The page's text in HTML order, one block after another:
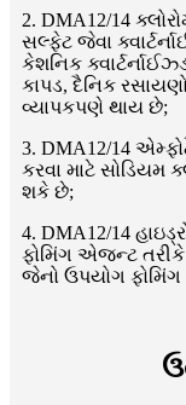
2. DMA12/14
સલ્ફેટ જેવા
કેશનિક
કાપડ, દૈનિક
વ્યાપકપણે થાય છે;
3. DMA12/14
કરવા માટે સોડિયમ
શકે છે;
4. DMA12/14
ફોમિંગ એજન્ટ
જેનો ઉપયોગ